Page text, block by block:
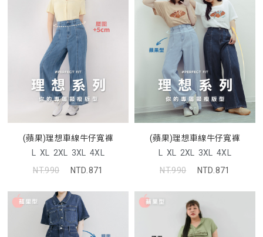
(蘋果)理想車線牛仔寬褲
L XL 2XL 3XL 4XL
NT.990
NTD.871
(蘋果)理想車線牛仔寬褲
L XL 2XL 3XL 4XL
NT.990
NTD.871